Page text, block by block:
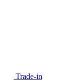
Trade-in